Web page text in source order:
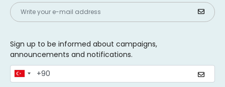
Sign up to be informed about campaigns,
announcements and notifications.